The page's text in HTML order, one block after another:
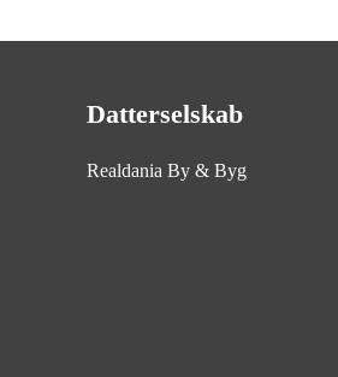
Datterselskab
Realdania By & Byg